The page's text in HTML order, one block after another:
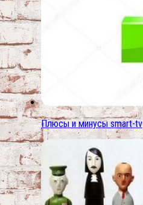
Плюсы и минусы smart-tv